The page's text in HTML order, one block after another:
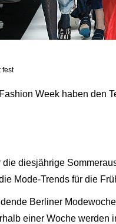
fest
Week haben den
die diesjährige
Mode-Trends für die
Berliner
einer Woche